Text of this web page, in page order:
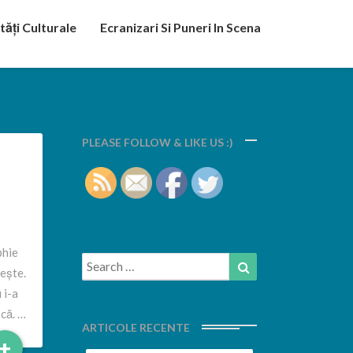
Culturale Ecranizari Si Puneri In Scena
i-a
…
+Read
PLEASE FOLLOW & LIKE US :)
Search
for:
ARTICOLE RECENTE